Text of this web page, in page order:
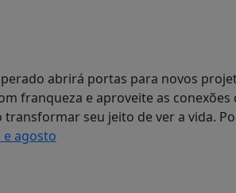
abrirá portas para novos
franqueza e aproveite as
seu jeito de ver a vida.
agosto